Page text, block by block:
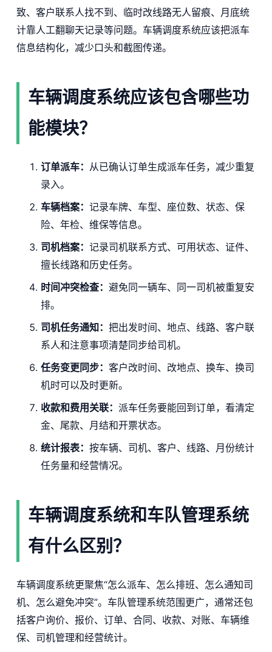
致、客户联系人找不到、临时改线路无人留痕、月底统
计靠人工翻聊天记录等问题。车辆调度系统应该把派车
信息结构化，减少口头和截图传递。
车辆调度系统应该包含哪些功
能模块？
订单派车： 从已确认订单生成派车任务，减少重复
录入。
车辆档案： 记录车牌、车型、座位数、状态、保
险、年检、维保等信息。
司机档案： 记录司机联系方式、可用状态、证件、
擅长线路和历史任务。
时间冲突检查： 避免同一辆车、同一司机被重复安
排。
司机任务通知： 把出发时间、地点、线路、客户联
系人和注意事项清楚同步给司机。
任务变更同步： 客户改时间、改地点、换车、换司
机时可以及时更新。
收款和费用关联： 派车任务要能回到订单，看清定
金、尾款、月结和开票状态。
统计报表： 按车辆、司机、客户、线路、月份统计
任务量和经营情况。
车辆调度系统和车队管理系统
有什么区别？
车辆调度系统更聚焦“怎么派车、怎么排班、怎么通知司
机、怎么避免冲突”。车队管理系统范围更广，通常还包
括客户询价、报价、订单、合同、收款、对账、车辆维
保、司机管理和经营统计。